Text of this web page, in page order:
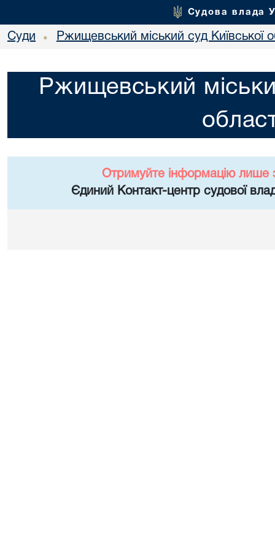
Судова влада
Суди • Ржищевський міський суд Київської
Ржищевський
Отримуйте інформацію лише
Єдиний Контакт-центр судової